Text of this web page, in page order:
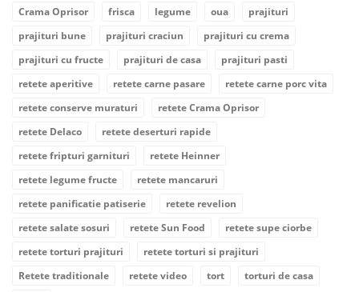
Crama Oprisor
frisca legume oua
prajituri
prajituri bune
prajituri craciun
prajituri cu crema
prajituri cu fructe
prajituri de casa
prajituri pasti
retete aperitive
retete carne pasare
retete carne porc vita
retete conserve muraturi
retete Crama Oprisor
retete Delaco
retete deserturi rapide
retete fripturi garnituri
retete Heinner
retete legume fructe
retete mancaruri
retete panificatie patiserie
retete revelion
retete salate sosuri
retete Sun Food
retete supe ciorbe
retete torturi prajituri
retete torturi si prajituri
Retete traditionale
retete video tort
torturi de casa